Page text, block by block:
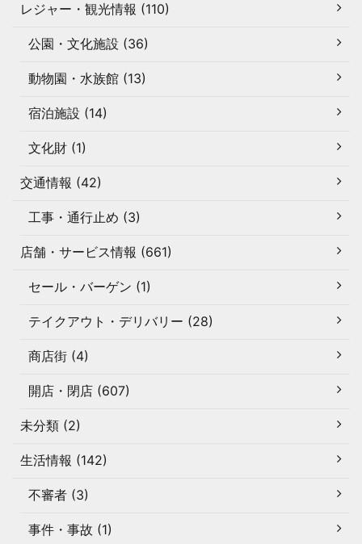
レジャー・観光情報 (110)
公園・文化施設 (36)
動物園・水族館 (13)
宿泊施設 (14)
文化財 (1)
交通情報 (42)
工事・通行止め (3)
店舗・サービス情報 (661)
セール・バーゲン (1)
テイクアウト・デリバリー (28)
商店街 (4)
開店・閉店 (607)
未分類 (2)
生活情報 (142)
不審者 (3)
事件・事故 (1)